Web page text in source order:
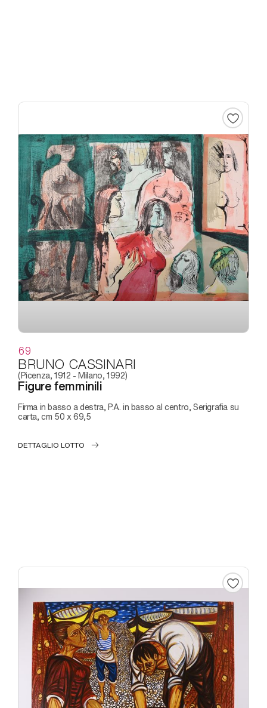
69
BRUNO CASSINARI
(Picenza, 1912 - Milano, 1992)
Figure femminili
Firma in basso a destra, P.A. in basso al centro, Serigrafia su
carta, cm 50 x 69,5
DETTAGLIO LOTTO